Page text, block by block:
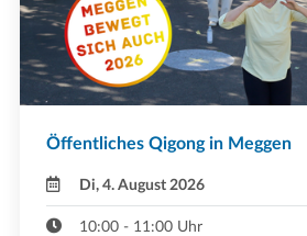
Öffentliches Qigong in Meggen
Di, 4. August 2026
10:00 - 11:00 Uhr